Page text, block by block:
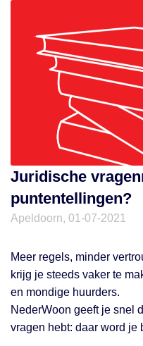
Juridische
puntentellingen?
Apeldoorn, 01-07-2021
Meer regels, minder
krijg je steeds vaker te
en mondige huurders.
NederWoon geeft je snel
vragen hebt: daar word je